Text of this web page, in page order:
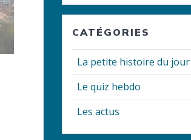
CATÉGORIES
La petite histoire du jour
Le quiz hebdo
Les actus